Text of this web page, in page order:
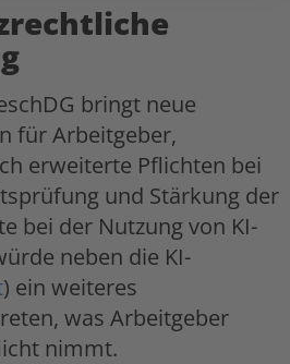
bringt neue
für Arbeitgeber,
erweiterte Pflichten bei
und Stärkung der
bei der Nutzung von KI-
neben die KI-
) ein weiteres
was Arbeitgeber
nimmt.